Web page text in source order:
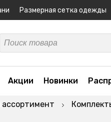
Размерная сетка одежды
Акции Новинки